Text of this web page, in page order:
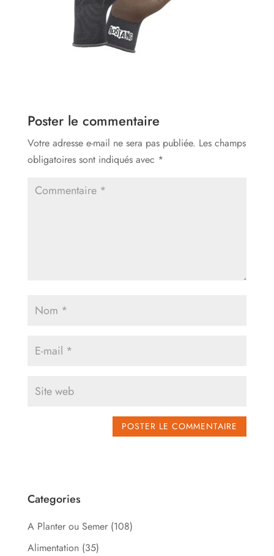
Poster le commentaire
Votre adresse e-mail ne sera pas publiée. Les champs
obligatoires sont indiqués avec *
Categories
A Planter ou Semer (108)
Alimentation (35)